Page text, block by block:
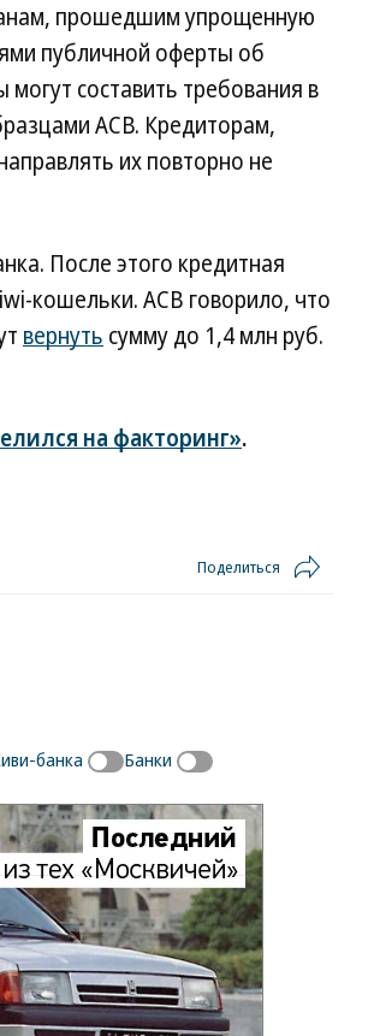
прошедшим упрощенную
публичной оферты об
составить требования в
АСВ. Кредиторам,
их повторно не
После этого кредитная
кошельки. АСВ говорило, что
вернуть сумму до 1,4 млн руб.
на факторинг».
Поделиться
банка Банки